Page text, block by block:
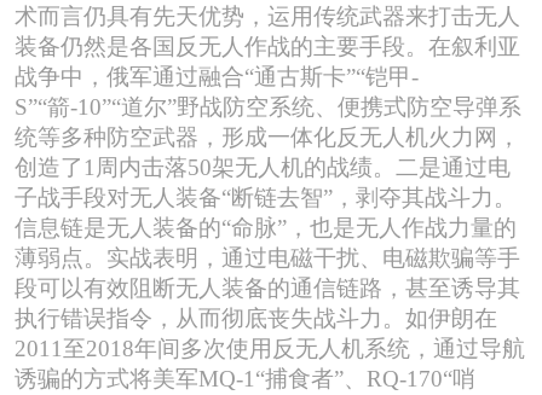
术而言仍具有先天优势，运用传统武器来打击无人
装备仍然是各国反无人作战的主要手段。在叙利亚
战争中，俄军通过融合“通古斯卡”“铠甲-
S”“箭-10”“道尔”野战防空系统、便携式防空导弹系
统等多种防空武器，形成一体化反无人机火力网，
创造了1周内击落50架无人机的战绩。二是通过电
子战手段对无人装备“断链去智”，剥夺其战斗力。
信息链是无人装备的“命脉”，也是无人作战力量的
薄弱点。实战表明，通过电磁干扰、电磁欺骗等手
段可以有效阻断无人装备的通信链路，甚至诱导其
执行错误指令，从而彻底丧失战斗力。如伊朗在
2011至2018年间多次使用反无人机系统，通过导航
诱骗的方式将美军MQ-1“捕食者”、RQ-170“哨